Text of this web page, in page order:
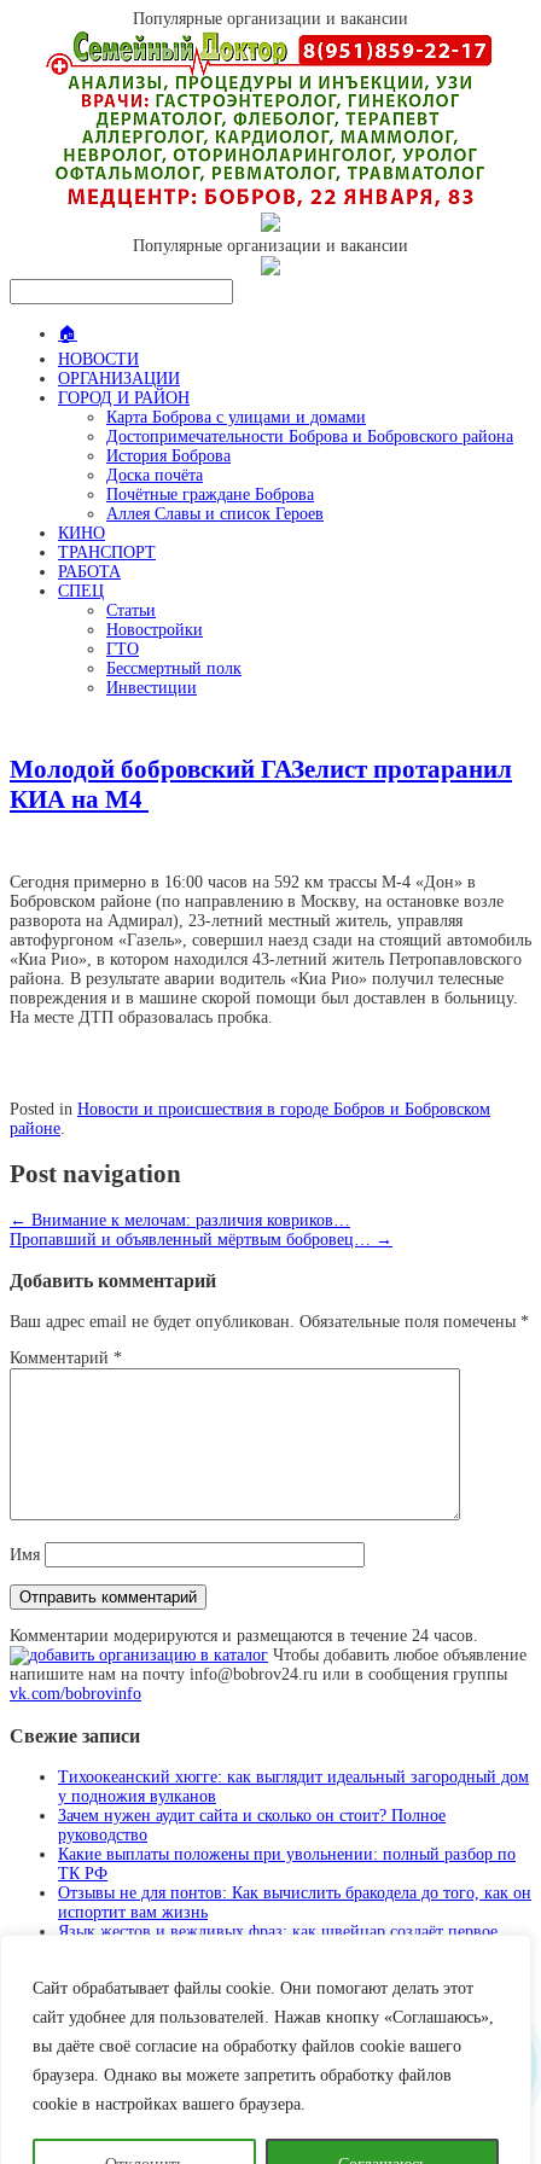
Сайт обрабатывает файлы cookie. Они помогают делать этот
сайт удобнее для пользователей. Нажав кнопку «Соглашаюсь»,
вы даёте своё согласие на обработку файлов cookie вашего
браузера. Однако вы можете запретить обработку файлов
cookie в настройках вашего браузера.
Популярные организации и вакансии
Популярные организации и вакансии
🏠
НОВОСТИ
ОРГАНИЗАЦИИ
ГОРОД И РАЙОН
Карта Боброва с улицами и домами
Достопримечательности Боброва и Бобровского района
История Боброва
Доска почёта
Почётные граждане Боброва
Аллея Славы и список Героев
КИНО
ТРАНСПОРТ
РАБОТА
СПЕЦ
Статьи
Новостройки
ГТО
Бессмертный полк
Инвестиции
Молодой бобровский ГАЗелист протаранил
КИА на М4
Сегодня примерно в 16:00 часов на 592 км трассы М-4 «Дон» в
Бобровском районе (по направлению в Москву, на остановке возле
разворота на Адмирал), 23-летний местный житель, управляя
автофургоном «Газель», совершил наезд сзади на стоящий автомобиль
«Киа Рио», в котором находился 43-летний житель Петропавловского
района. В результате аварии водитель «Киа Рио» получил телесные
повреждения и в машине скорой помощи был доставлен в больницу.
На месте ДТП образовалась пробка.
Posted in Новости и происшествия в городе Бобров и Бобровском
районе
Post navigation
← Внимание к мелочам: различия ковриков…
Пропавший и объявленный мёртвым бобровец…
→
Добавить комментарий
Ваш адрес email не будет опубликован. Обязательные поля помечены *
Комментарий *
Имя
Комментарии модерируются и размещаются в течение 24 часов.
Чтобы добавить любое объявление
напишите нам на почту info@bobrov24.ru или в сообщения группы
vk.com/bobrovinfo
Свежие записи
Тихоокеанский хюгге: как выглядит идеальный загородный дом
у подножия вулканов
Зачем нужен аудит сайта и сколько он стоит? Полное
руководство
Какие выплаты положены при увольнении: полный разбор по
ТК РФ
Отзывы не для понтов: Как вычислить бракодела до того, как он
испортит вам жизнь
Язык жестов и вежливых фраз: как швейцар создаёт первое
Больше интересного в наших группах TG, ВК и ОК
ЧИТАЙТЕ БОБРОВ24 В ТЕЛЕГРАМ
Предложи новость
Достопримечательности Боброва